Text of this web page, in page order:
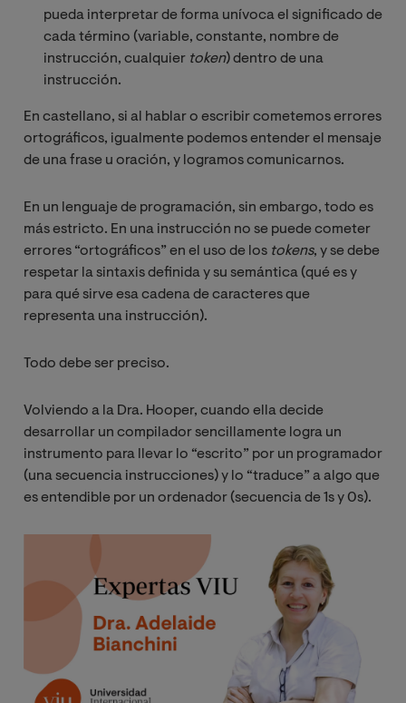
pueda interpretar de forma unívoca el significado de
cada término (variable, constante, nombre de
instrucción, cualquier token) dentro de una
instrucción.
En castellano, si al hablar o escribir cometemos errores
ortográficos, igualmente podemos entender el mensaje
de una frase u oración, y logramos comunicarnos.
En un lenguaje de programación, sin embargo, todo es
más estricto. En una instrucción no se puede cometer
errores “ortográficos” en el uso de los tokens, y se debe
respetar la sintaxis definida y su semántica (qué es y
para qué sirve esa cadena de caracteres que
representa una instrucción).
Todo debe ser preciso.
Volviendo a la Dra. Hooper, cuando ella decide
desarrollar un compilador sencillamente logra un
instrumento para llevar lo “escrito” por un programador
(una secuencia instrucciones) y lo “traduce” a algo que
es entendible por un ordenador (secuencia de 1s y 0s).
Image